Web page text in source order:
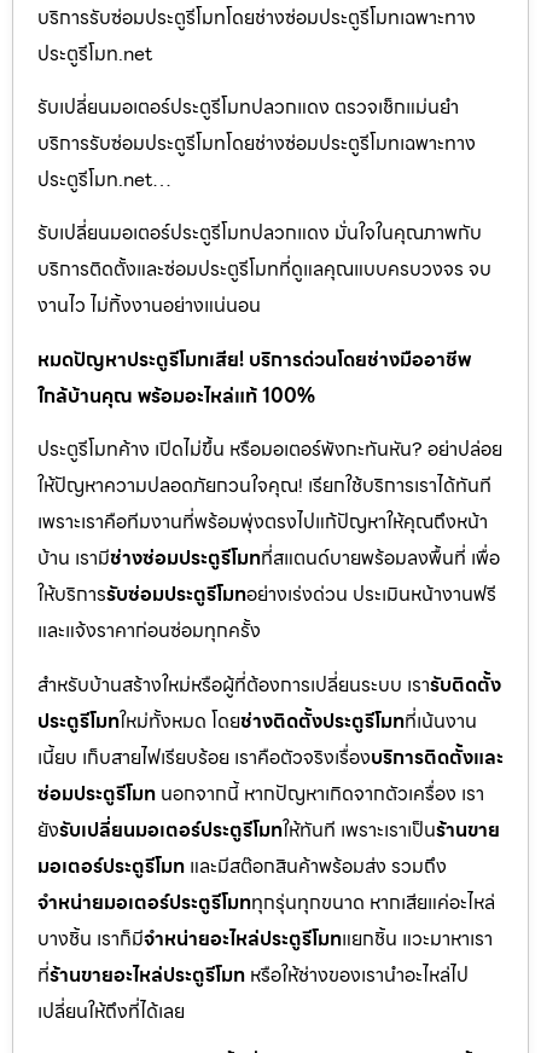
บริการรับซ่อมประตูรีโมทโดยช่างซ่อมประตูรีโมทเฉพาะทาง
ประตูรีโมท.net
รับเปลี่ยนมอเตอร์ประตูรีโมทปลวกแดง ตรวจเช็กแม่นยำ
บริการรับซ่อมประตูรีโมทโดยช่างซ่อมประตูรีโมทเฉพาะทาง
ประตูรีโมท.net…
รับเปลี่ยนมอเตอร์ประตูรีโมทปลวกแดง มั่นใจในคุณภาพกับ
บริการติดตั้งและซ่อมประตูรีโมทที่ดูแลคุณแบบครบวงจร จบ
งานไว ไม่ทิ้งงานอย่างแน่นอน
หมดปัญหาประตูรีโมทเสีย! บริการด่วนโดยช่างมืออาชีพ
ใกล้บ้านคุณ พร้อมอะไหล่แท้ 100%
ประตูรีโมทค้าง เปิดไม่ขึ้น หรือมอเตอร์พังกะทันหัน? อย่าปล่อย
ให้ปัญหาความปลอดภัยกวนใจคุณ! เรียกใช้บริการเราได้ทันที
เพราะเราคือทีมงานที่พร้อมพุ่งตรงไปแก้ปัญหาให้คุณถึงหน้า
บ้าน เรามีช่างซ่อมประตูรีโมทที่สแตนด์บายพร้อมลงพื้นที่ เพื่อ
ให้บริการรับซ่อมประตูรีโมทอย่างเร่งด่วน ประเมินหน้างานฟรี
และแจ้งราคาก่อนซ่อมทุกครั้ง
สำหรับบ้านสร้างใหม่หรือผู้ที่ต้องการเปลี่ยนระบบ เรารับติดตั้ง
ประตูรีโมทใหม่ทั้งหมด โดยช่างติดตั้งประตูรีโมทที่เน้นงาน
เนี้ยบ เก็บสายไฟเรียบร้อย เราคือตัวจริงเรื่องบริการติดตั้งและ
ซ่อมประตูรีโมท นอกจากนี้ หากปัญหาเกิดจากตัวเครื่อง เรา
ยังรับเปลี่ยนมอเตอร์ประตูรีโมทให้ทันที เพราะเราเป็นร้านขาย
มอเตอร์ประตูรีโมท และมีสต๊อกสินค้าพร้อมส่ง รวมถึง
จำหน่ายมอเตอร์ประตูรีโมททุกรุ่นทุกขนาด หากเสียแค่อะไหล่
บางชิ้น เราก็มีจำหน่ายอะไหล่ประตูรีโมทแยกชิ้น แวะมาหาเรา
ที่ร้านขายอะไหล่ประตูรีโมท หรือให้ช่างของเรานำอะไหล่ไป
เปลี่ยนให้ถึงที่ได้เลย